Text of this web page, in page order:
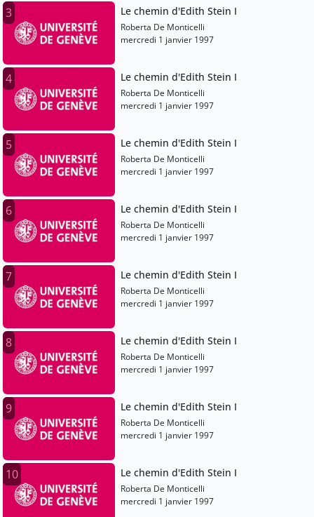
3 Le chemin d'Edith Stein I
Roberta De Monticelli
mercredi 1 janvier 1997
4 Le chemin d'Edith Stein I
Roberta De Monticelli
mercredi 1 janvier 1997
5 Le chemin d'Edith Stein I
Roberta De Monticelli
mercredi 1 janvier 1997
6 Le chemin d'Edith Stein I
Roberta De Monticelli
mercredi 1 janvier 1997
7 Le chemin d'Edith Stein I
Roberta De Monticelli
mercredi 1 janvier 1997
8 Le chemin d'Edith Stein I
Roberta De Monticelli
mercredi 1 janvier 1997
9 Le chemin d'Edith Stein I
Roberta De Monticelli
mercredi 1 janvier 1997
10 Le chemin d'Edith Stein I
Roberta De Monticelli
mercredi 1 janvier 1997